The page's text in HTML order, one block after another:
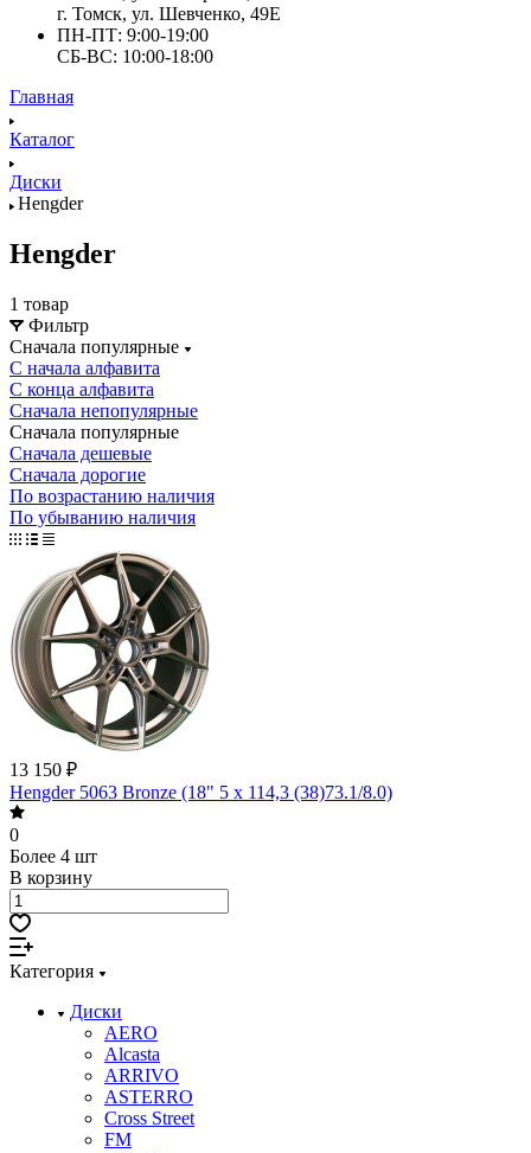
г. Томск, ул. Шевченко, 49Е
ПН-ПТ: 9:00-19:00
СБ-ВС: 10:00-18:00
Главная
Каталог
Диски
Hengder
Hengder
1 товар
Фильтр
Сначала популярные
С начала алфавита
С конца алфавита
Сначала непопулярные
Сначала популярные
Сначала дешевые
Сначала дорогие
По возрастанию наличия
По убыванию наличия
13 150 ₽
Hengder 5063 Bronze (18" 5 x 114,3 (38)73.1/8.0)
0
Более 4 шт
В корзину
Категория
Диски
AERO
Alcasta
ARRIVO
ASTERRO
Cross Street
FM